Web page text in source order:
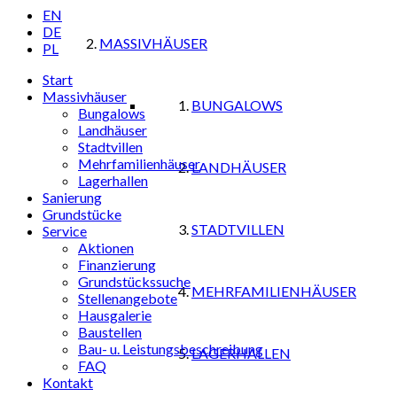
MASSIVHÄUSER
BUNGALOWS
LANDHÄUSER
STADTVILLEN
MEHRFAMILIENHÄUSER
LAGERHALLEN
EN
DE
PL
Start
Massivhäuser
Bungalows
Landhäuser
Stadtvillen
Mehrfamilienhäuser
Lagerhallen
Sanierung
Grundstücke
Service
Aktionen
Finanzierung
Grundstückssuche
Stellenangebote
Hausgalerie
Baustellen
Bau- u. Leistungsbeschreibung
FAQ
Kontakt